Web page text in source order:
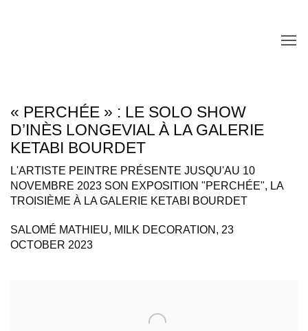
« PERCHÉE » : LE SOLO SHOW
D’INÈS LONGEVIAL À LA GALERIE
KETABI BOURDET
L'ARTISTE PEINTRE PRÉSENTE JUSQU'AU 10
NOVEMBRE 2023 SON EXPOSITION "PERCHÉE", LA
TROISIÈME À LA GALERIE KETABI BOURDET
SALOMÉ MATHIEU, MILK DECORATION, 23
OCTOBER 2023